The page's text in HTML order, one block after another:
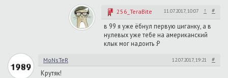
256_TeraBite 11.07.2017, 10:07 ↑ #
в 99 я уже ёбнул первую циганку, а в
нулевых уже тебе на американский
клык мог надоить :P
MoNsTeR 12.07.2017, 19:21 #
Крутяк!